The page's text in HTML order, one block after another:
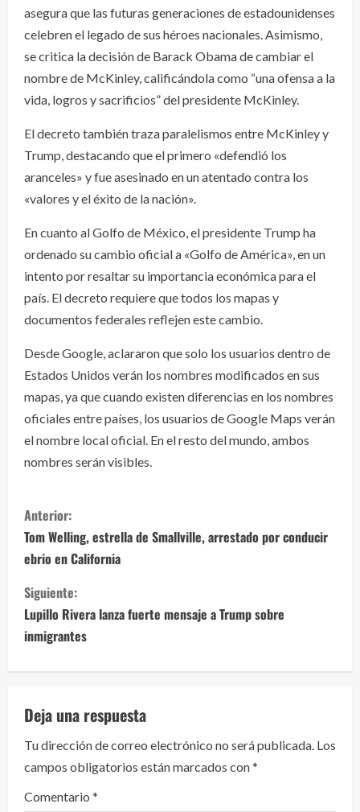
asegura que las futuras generaciones de estadounidenses
celebren el legado de sus héroes nacionales. Asimismo,
se critica la decisión de Barack Obama de cambiar el
nombre de McKinley, calificándola como “una ofensa a la
vida, logros y sacrificios” del presidente McKinley.
El decreto también traza paralelismos entre McKinley y
Trump, destacando que el primero «defendió los
aranceles» y fue asesinado en un atentado contra los
«valores y el éxito de la nación».
En cuanto al Golfo de México, el presidente Trump ha
ordenado su cambio oficial a «Golfo de América», en un
intento por resaltar su importancia económica para el
país. El decreto requiere que todos los mapas y
documentos federales reflejen este cambio.
Desde Google, aclararon que solo los usuarios dentro de
Estados Unidos verán los nombres modificados en sus
mapas, ya que cuando existen diferencias en los nombres
oficiales entre países, los usuarios de Google Maps verán
el nombre local oficial. En el resto del mundo, ambos
nombres serán visibles.
S
i
g
u
e
l
e
y
e
Anterior:
Tom Welling, estrella de Smallville, arrestado por conducir
ebrio en California
Siguiente:
Lupillo Rivera lanza fuerte mensaje a Trump sobre
inmigrantes
Deja una respuesta
Tu dirección de correo electrónico no será publicada. Los
campos obligatorios están marcados con*
Comentario *